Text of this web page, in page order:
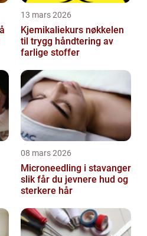
13 mars 2026
Kjemikaliekurs nøkkelen
til trygg håndtering av
farlige stoffer
08 mars 2026
Microneedling i stavanger
slik får du jevnere hud og
sterkere hår